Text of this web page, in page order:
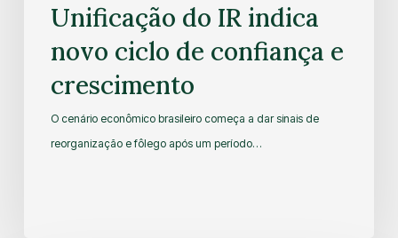
Unificação do IR indica
novo ciclo de confiança e
crescimento
O cenário econômico brasileiro começa a dar sinais de
reorganização e fôlego após um período…